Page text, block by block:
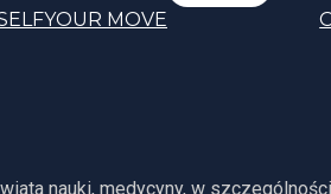
YOUR MOVE
nauki, medycyny, w